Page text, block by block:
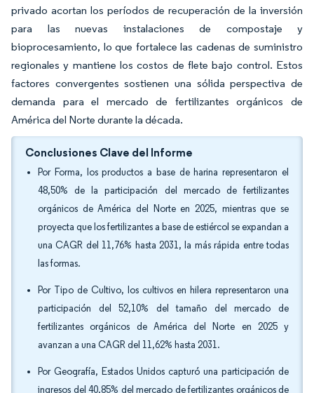
privado acortan los períodos de recuperación de la inversión
para las nuevas instalaciones de compostaje y
bioprocesamiento, lo que fortalece las cadenas de suministro
regionales y mantiene los costos de flete bajo control. Estos
factores convergentes sostienen una sólida perspectiva de
demanda para el mercado de fertilizantes orgánicos de
América del Norte durante la década.
Conclusiones Clave del Informe
Por Forma, los productos a base de harina representaron el
48,50% de la participación del mercado de fertilizantes
orgánicos de América del Norte en 2025, mientras que se
proyecta que los fertilizantes a base de estiércol se expandan a
una CAGR del 11,76% hasta 2031, la más rápida entre todas
las formas.
Por Tipo de Cultivo, los cultivos en hilera representaron una
participación del 52,10% del tamaño del mercado de
fertilizantes orgánicos de América del Norte en 2025 y
avanzan a una CAGR del 11,62% hasta 2031.
Por Geografía, Estados Unidos capturó una participación de
ingresos del 40,85% del mercado de fertilizantes orgánicos de